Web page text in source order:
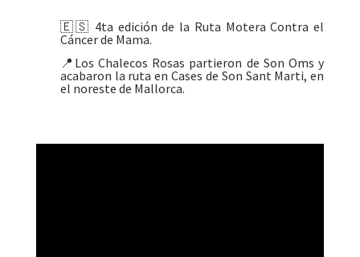
🇪🇸 4ta edición de la Ruta Motera Contra el
Cáncer de Mama.
📍Los Chalecos Rosas partieron de Son Oms y
acabaron la ruta en Cases de Son Sant Marti, en
el noreste de Mallorca.